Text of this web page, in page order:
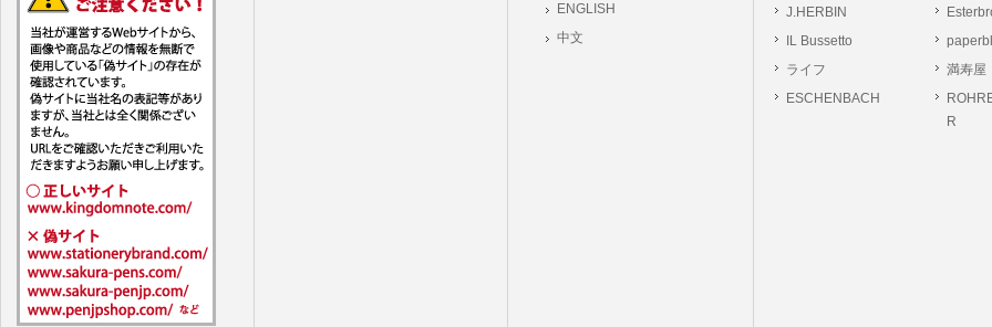
J.HERBIN
IL Bussetto
ライフ
満寿屋
ESCHENBACH
R
ENGLISH
中文